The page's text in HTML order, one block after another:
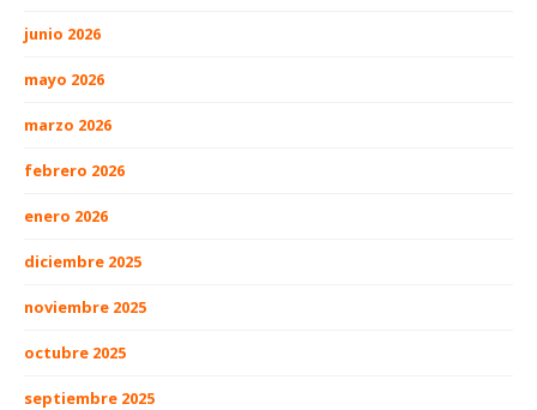
junio 2026
mayo 2026
marzo 2026
febrero 2026
enero 2026
diciembre 2025
noviembre 2025
octubre 2025
septiembre 2025